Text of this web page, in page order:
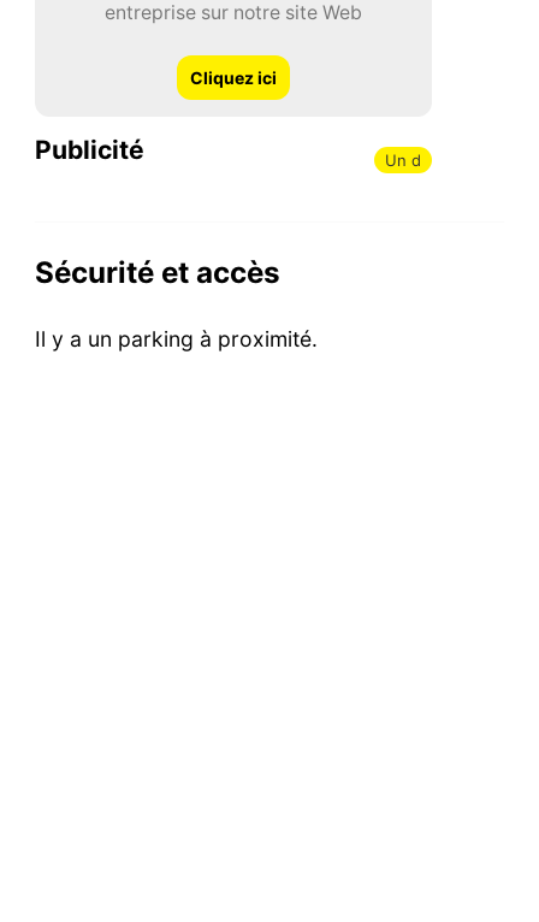
entreprise sur notre site Web
Cliquez ici
Publicité Un d
Sécurité et accès
Il y a un parking à proximité.